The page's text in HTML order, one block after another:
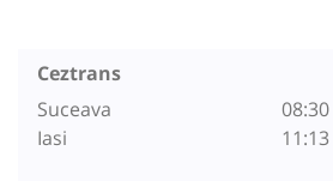
Ceztrans
Suceava
Iasi
08:30
11:13